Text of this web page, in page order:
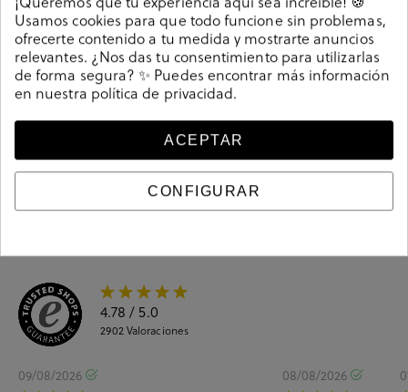
Referencia211804
Guía de tallas
Información del producto
4.78 / 5.0
2902Valoraciones
09/08/2026 08/08/2026
Usamos cookies para que todo funcione sin problemas,
ofrecerte contenido a tu medida y mostrarte anuncios
relevantes. ¿Nos das tu consentimiento para utilizarlas
de forma segura? ✨ Puedes encontrar más información
en nuestra política de privacidad.
ACEPTAR
CONFIGURAR